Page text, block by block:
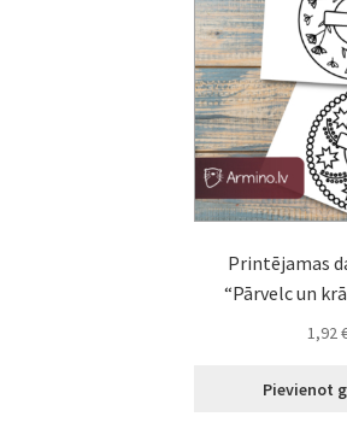
Printējamas
“Pārvelc un
1,92
Pievienot